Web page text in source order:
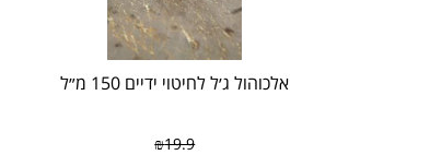
אלכוהול ג׳ל לחיטוי ידיים 150 מ״ל
₪19.9